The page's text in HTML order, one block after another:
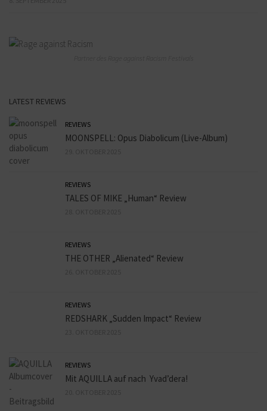
LATEST REVIEWS
REVIEWS
MOONSPELL: Opus Diabolicum (Live-Album)
REVIEWS
TALES OF MIKE „Human“ Review
REVIEWS
THE OTHER „Alienated“ Review
REVIEWS
REDSHARK „Sudden Impact“ Review
REVIEWS
Mit AQUILLA auf nach Yvad’dera!